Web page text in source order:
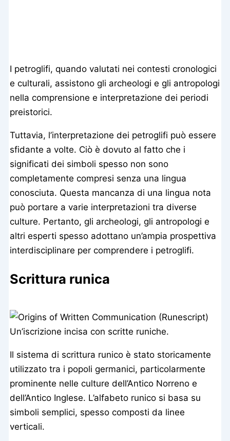
I petroglifi, quando valutati nei contesti cronologici
e culturali, assistono gli archeologi e gli antropologi
nella comprensione e interpretazione dei periodi
preistorici.
Tuttavia, l’interpretazione dei petroglifi può essere
sfidante a volte. Ciò è dovuto al fatto che i
significati dei simboli spesso non sono
completamente compresi senza una lingua
conosciuta. Questa mancanza di una lingua nota
può portare a varie interpretazioni tra diverse
culture. Pertanto, gli archeologi, gli antropologi e
altri esperti spesso adottano un’ampia prospettiva
interdisciplinare per comprendere i petroglifi.
Scrittura runica
Un’iscrizione incisa con scritte runiche.
Il sistema di scrittura runico è stato storicamente
utilizzato tra i popoli germanici, particolarmente
prominente nelle culture dell’Antico Norreno e
dell’Antico Inglese. L’alfabeto runico si basa su
simboli semplici, spesso composti da linee
verticali.